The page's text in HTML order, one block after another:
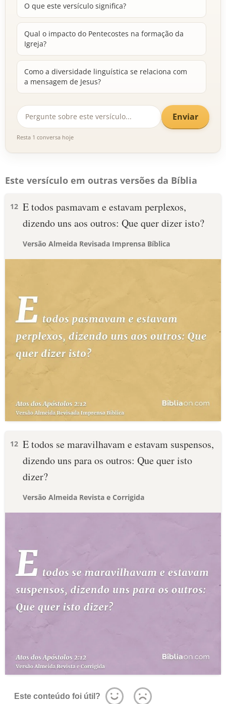
O que este versículo significa?
Qual o impacto do Pentecostes na formação da
Igreja?
Como a diversidade linguística se relaciona com
a mensagem de Jesus?
Enviar
Resta 1 conversa hoje
Este versículo em outras versões da Bíblia
12 E todos pasmavam e estavam perplexos,
dizendo uns aos outros: Que quer dizer isto?
Versão Almeida Revisada Imprensa Bíblica
12 E todos se maravilhavam e estavam suspensos,
dizendo uns para os outros: Que quer isto
dizer?
Versão Almeida Revista e Corrigida
Este conteúdo foi útil?